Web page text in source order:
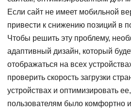
Если сайт не имеет мобильной
привести к снижению позиций в
Чтобы решить эту проблему,
адаптивный дизайн, который
отображаться на всех
проверить скорость загрузки
устройствах и оптимизировать
пользователям было комфортно